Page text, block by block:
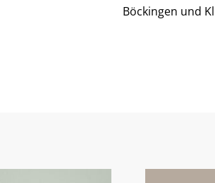
Böckingen und